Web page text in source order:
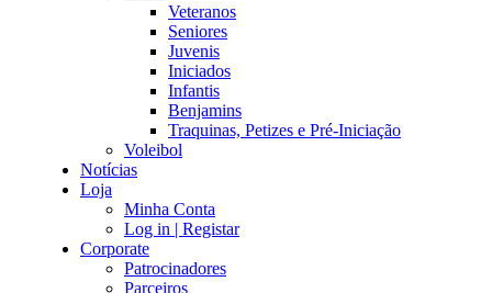
Veteranos
Seniores
Juvenis
Iniciados
Infantis
Benjamins
Traquinas, Petizes e Pré-Iniciação
Voleibol
Notícias
Loja
Minha Conta
Log in | Registar
Corporate
Patrocinadores
Parceiros